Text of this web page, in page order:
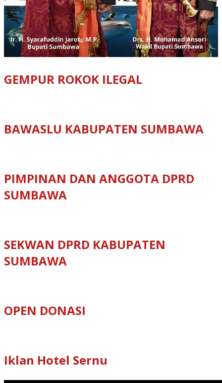
GEMPUR ROKOK ILEGAL
BAWASLU KABUPATEN SUMBAWA
PIMPINAN DAN ANGGOTA DPRD
SUMBAWA
SEKWAN DPRD KABUPATEN
SUMBAWA
OPEN DONASI
Iklan Hotel Sernu